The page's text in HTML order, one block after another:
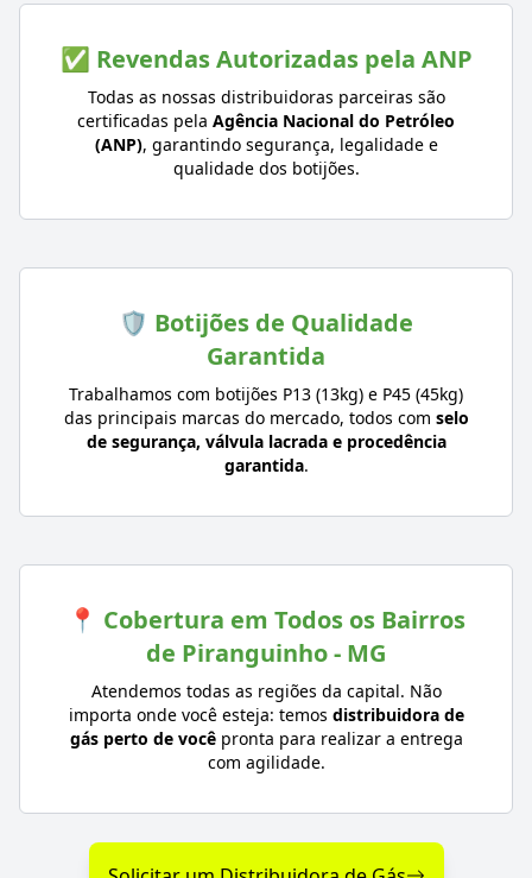
✅ Revendas Autorizadas pela ANP
Todas as nossas distribuidoras parceiras são
certificadas pela Agência Nacional do Petróleo
(ANP), garantindo segurança, legalidade e
qualidade dos botijões.
🛡️ Botijões de Qualidade
Garantida
Trabalhamos com botijões P13 (13kg) e P45 (45kg)
das principais marcas do mercado, todos com selo
de segurança, válvula lacrada e procedência
garantida.
📍 Cobertura em Todos os Bairros
de Piranguinho - MG
Atendemos todas as regiões da capital. Não
importa onde você esteja: temos distribuidora de
gás perto de vocêpronta para realizar a entrega
com agilidade.